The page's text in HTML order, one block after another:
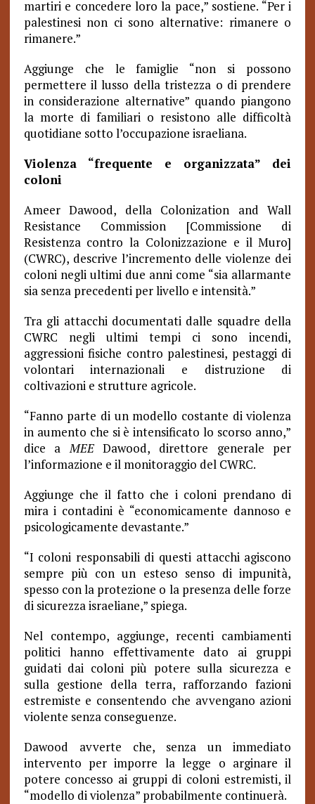
martiri e concedere loro la pace,” sostiene. “Per i
palestinesi non ci sono alternative: rimanere o
rimanere.”
Aggiunge che le famiglie “non si possono
permettere il lusso della tristezza o di prendere
in considerazione alternative” quando piangono
la morte di familiari o resistono alle difficoltà
quotidiane sotto l’occupazione israeliana.
Violenza “frequente e organizzata” dei
coloni
Ameer Dawood, della Colonization and Wall
Resistance Commission [Commissione di
Resistenza contro la Colonizzazione e il Muro]
(CWRC), descrive l’incremento delle violenze dei
coloni negli ultimi due anni come “sia allarmante
sia senza precedenti per livello e intensità.”
Tra gli attacchi documentati dalle squadre della
CWRC negli ultimi tempi ci sono incendi,
aggressioni fisiche contro palestinesi, pestaggi di
volontari internazionali e distruzione di
coltivazioni e strutture agricole.
“Fanno parte di un modello costante di violenza
in aumento che si è intensificato lo scorso anno,”
dice aMEEDawood, direttore generale per
l’informazione e il monitoraggio del CWRC.
Aggiunge che il fatto che i coloni prendano di
mira i contadini è “economicamente dannoso e
psicologicamente devastante.”
“I coloni responsabili di questi attacchi agiscono
sempre più con un esteso senso di impunità,
spesso con la protezione o la presenza delle forze
di sicurezza israeliane,” spiega.
Nel contempo, aggiunge, recenti cambiamenti
politici hanno effettivamente dato ai gruppi
guidati dai coloni più potere sulla sicurezza e
sulla gestione della terra, rafforzando fazioni
estremiste e consentendo che avvengano azioni
violente senza conseguenze.
Dawood avverte che, senza un immediato
intervento per imporre la legge o arginare il
potere concesso ai gruppi di coloni estremisti, il
“modello di violenza” probabilmente continuerà.